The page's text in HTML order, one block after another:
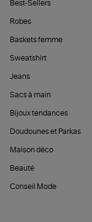
Best-Sellers
Robes
Baskets femme
Sweatshirt
Jeans
Sacs à main
Bijoux tendances
Doudounes et Parkas
Maison déco
Beauté
Conseil Mode